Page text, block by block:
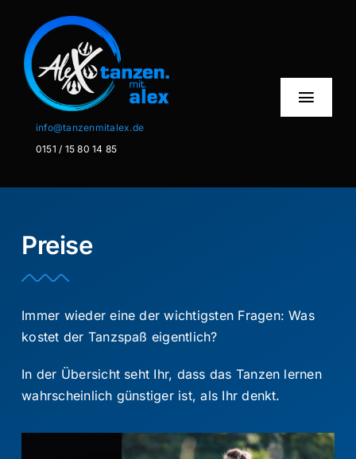
springen
info@tanzenmitalex.de
0151 / 15 80 14 85
Home
Privatstunden
Schminken
Info
Kontakt
Preise
Immer wieder eine der wichtigsten Fragen: Was
kostet der Tanzspaß eigentlich?
In der Übersicht seht Ihr, dass das Tanzen lernen
wahrscheinlich günstiger ist, als Ihr denkt.